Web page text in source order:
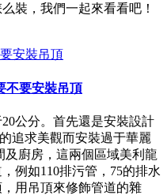
裝，我們一起來看看吧！
不要安裝吊頂
公分。首先還是安裝設計
追求美觀而安裝過于華麗
廚房，這兩個區域美利龍
例如110排污管，75的排水
用吊頂來修飾管道的雜